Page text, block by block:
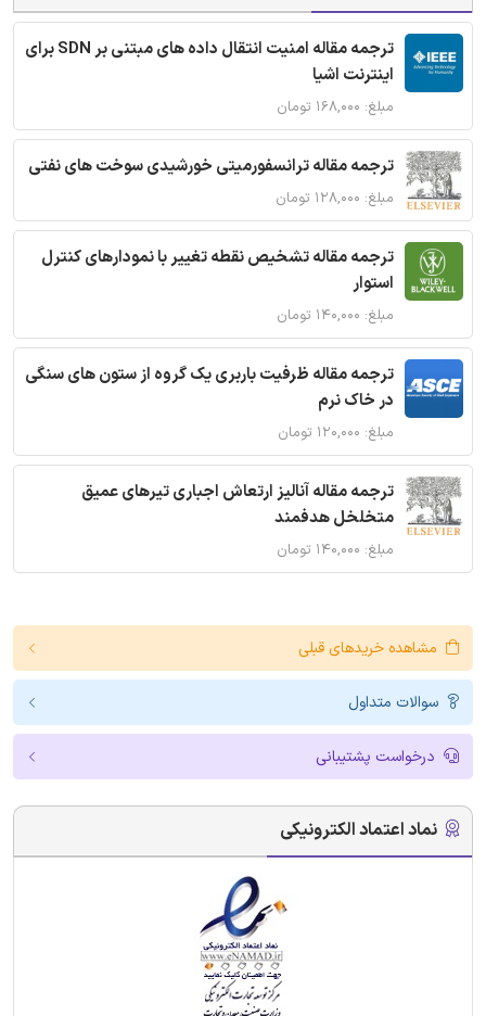
ترجمه مقاله امنیت انتقال داده های مبتنی بر SDN برای
اینترنت اشیا
مبلغ: ۱۶۸,۰۰۰ تومان
ترجمه مقاله ترانسفورمیتی خورشیدی سوخت های نفتی
مبلغ: ۱۲۸,۰۰۰ تومان
ترجمه مقاله تشخیص نقطه تغییر با نمودارهای کنترل
استوار
مبلغ: ۱۴۰,۰۰۰ تومان
ترجمه مقاله ظرفیت باربری یک گروه از ستون های سنگی
در خاک نرم
مبلغ: ۱۲۰,۰۰۰ تومان
ترجمه مقاله آنالیز ارتعاش اجباری تیرهای عمیق
متخلخل هدفمند
مبلغ: ۱۴۰,۰۰۰ تومان
مشاهده خریدهای قبلی
سوالات متداول
درخواست پشتیبانی
نماد اعتماد الکترونیکی